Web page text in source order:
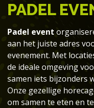
PADEL
Padel event
aan het juiste adres
evenement. Met
de ideale omgeving
samen iets bijzonders
Onze gezellige
om samen te eten en